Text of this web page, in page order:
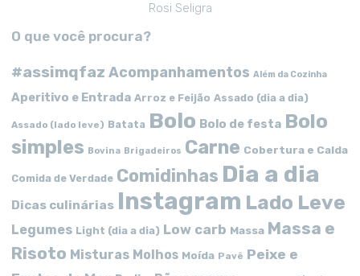
Rosi Seligra
O que você procura?
#assimqfaz Acompanhamentos Além da Cozinha
Aperitivo e Entrada Arroz e Feijão Assado (dia a dia)
Assado (lado leve) Batata Bolo Bolo de festa Bolo
simples Bovina Brigadeiros Carne Cobertura e Calda
Comida de Verdade Comidinhas Dia a dia
Dicas culinárias Instagram Lado Leve
Legumes Light (dia a dia) Low carb Massa Massa e
Risoto Misturas Molhos Moída Pavê Peixe e